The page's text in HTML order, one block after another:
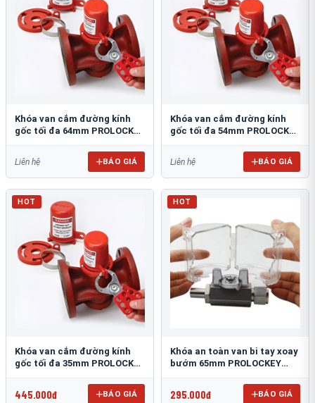
Khóa van cắm đường kính
gốc tối đa 64mm PROLOCKEY
Liên hệ BÁO GIÁ
Khóa van cắm đường kính
gốc tối đa 54mm PROLOCKEY
Liên hệ BÁO GIÁ
HOT
Khóa van cắm đường kính
gốc tối đa 35mm PROLOCKEY
445.000đ BÁO GIÁ
HOT
Khóa an toàn van bi tay xoay
bướm 65mm PROLOCKEY
295.000đ BÁO GIÁ